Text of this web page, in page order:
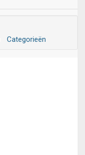
Categorieën